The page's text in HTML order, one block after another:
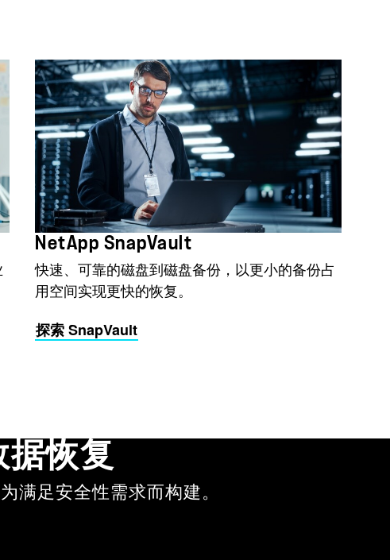
NetApp SnapVault
快速、可靠的磁盘到磁盘备份，以更小的备份占
用空间实现更快的恢复。
探索 SnapVault
恢复
满足安全性需求而构建。